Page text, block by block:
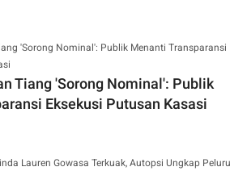
Tiang 'Sorong Nominal': Publik
Eksekusi Putusan Kasasi